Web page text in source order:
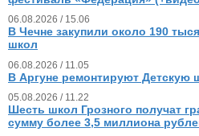
06.08.2026 / 15.06
В Чечне закупили около 190
школ
06.08.2026 / 11.05
В Аргуне ремонтируют Детскую
05.08.2026 / 11.22
Шесть школ Грозного получат
сумму более 3,5 миллиона